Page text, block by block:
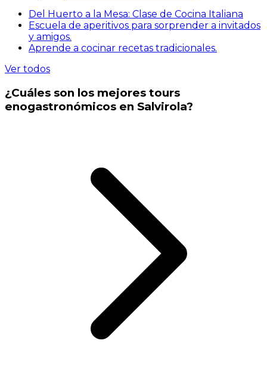
Del Huerto a la Mesa: Clase de Cocina Italiana
Escuela de aperitivos para sorprender a invitados
y amigos.
Aprende a cocinar recetas tradicionales.
Ver todos
¿Cuáles son los mejores tours
enogastronómicos en Salvirola?